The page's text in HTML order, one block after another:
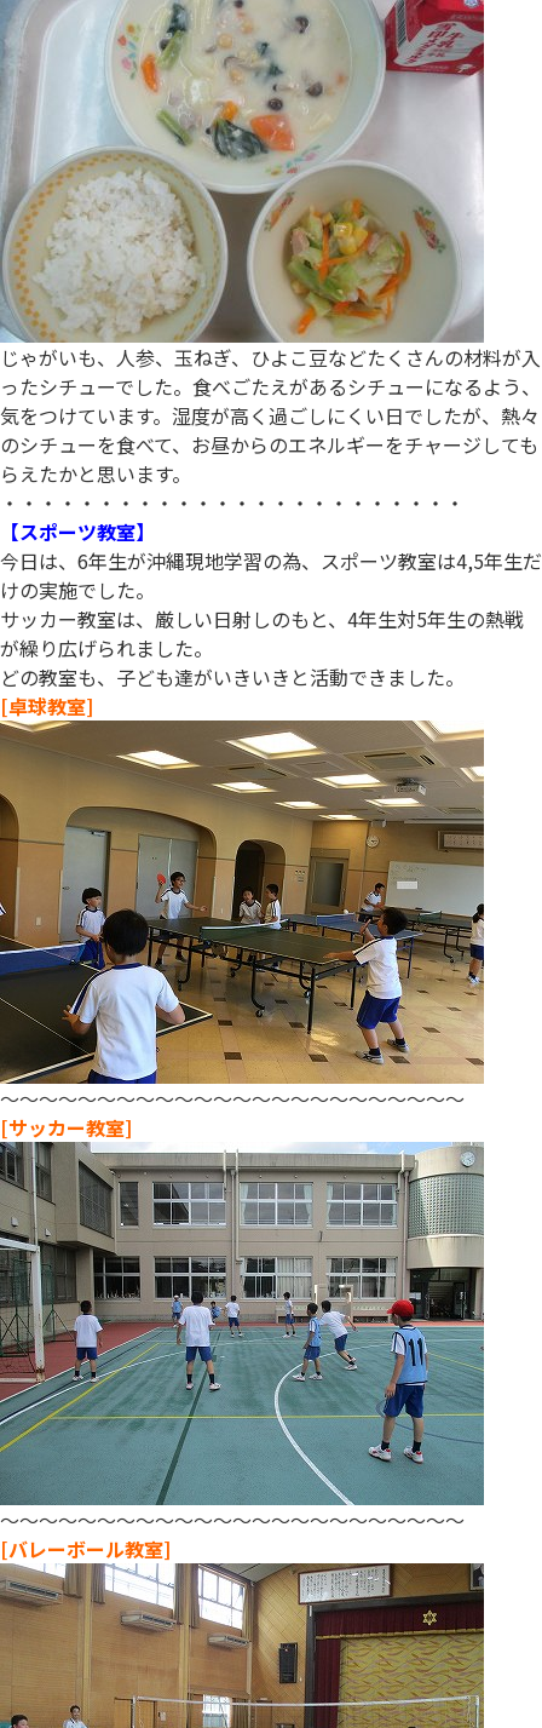
じゃがいも、人参、玉ねぎ、ひよこ豆などたくさんの材料が入
ったシチューでした。食べごたえがあるシチューになるよう、
気をつけています。湿度が高く過ごしにくい日でしたが、熱々
のシチューを食べて、お昼からのエネルギーをチャージしても
らえたかと思います。
・・・・・・・・・・・・・・・・・・・・・・・・
【スポーツ教室】
今日は、6年生が沖縄現地学習の為、スポーツ教室は4,5年生だ
けの実施でした。
サッカー教室は、厳しい日射しのもと、4年生対5年生の熱戦
が繰り広げられました。
どの教室も、子ども達がいきいきと活動できました。
[卓球教室]
～～～～～～～～～～～～～～～～～～～～～～～～
[サッカー教室]
～～～～～～～～～～～～～～～～～～～～～～～～
[バレーボール教室]